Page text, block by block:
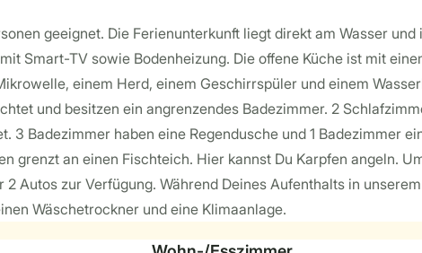
geeignet. Die Ferienunterkunft liegt direkt am Wasser
Smart-TV sowie Bodenheizung. Die offene Küche ist mit
einem Herd, einem Geschirrspüler und einem
und besitzen ein angrenzendes Badezimmer. 2
3 Badezimmer haben eine Regendusche und 1 Badezimmer
grenzt an einen Fischteich. Hier kannst Du Karpfen angeln.
Autos zur Verfügung. Während Deines Aufenthalts in
Wäschetrockner und eine Klimaanlage.